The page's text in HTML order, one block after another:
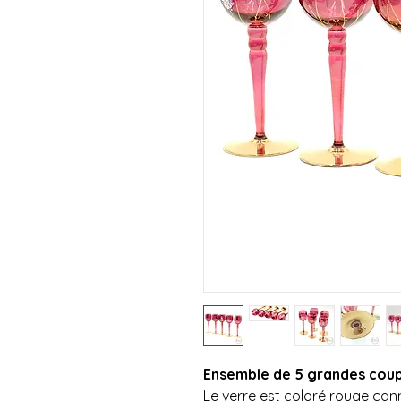
Ensemble de 5 grandes
Le verre est coloré rouge